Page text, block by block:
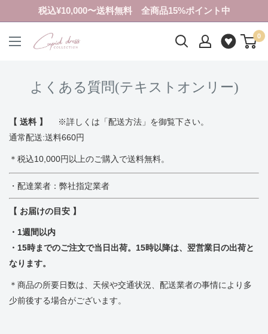
ン
税込¥10,000〜送料無料 全商品15%ポイント中
ク
ド
ス
コ
ク
シ
ン
0
よくある質問(テキストオンリー)
【 送料 】 ※詳しくは 「配送方法」 を御覧下さい。
通常配送:送料660円
＊税込10,000円以上のご購入で送料無料。
・配達業者：弊社指定業者
【 お届けの目安 】
・1週間以内
・15時までのご注文で当日出荷。15時以降は、翌営業日の出荷と
なります。
＊商品の所要日数は、天候や交通状況、配送業者の事情により多
少前後する場合がございます。